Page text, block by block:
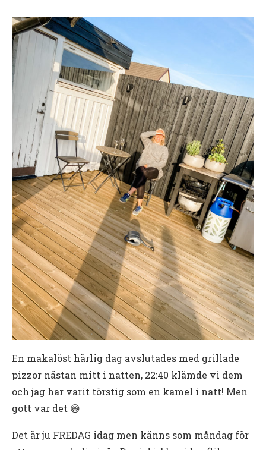
En makalöst härlig dag avslutades med grillade
pizzor nästan mitt i natten, 22:40 klämde vi dem
och jag har varit törstig som en kamel i natt! Men
gott var det 😅
Det är ju FREDAG idag men känns som måndag för